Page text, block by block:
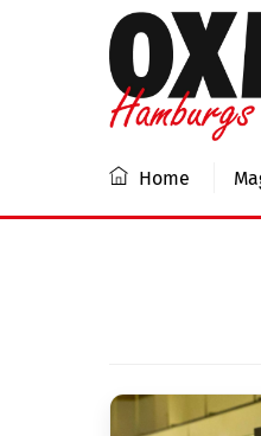
Home